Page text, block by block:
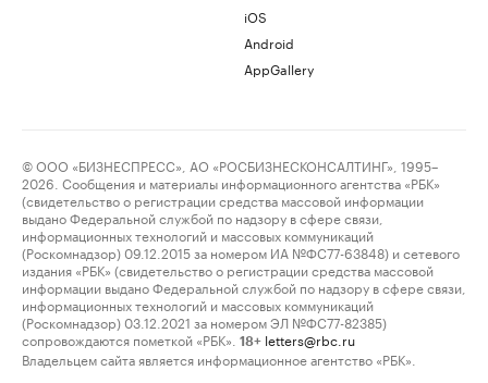
iOS
Android
AppGallery
© ООО «БИЗНЕСПРЕСС», АО «РОСБИЗНЕСКОНСАЛТИНГ», 1995–
2026. Сообщения и материалы информационного агентства «РБК»
(свидетельство о регистрации средства массовой информации
выдано Федеральной службой по надзору в сфере связи,
информационных технологий и массовых коммуникаций
(Роскомнадзор) 09.12.2015 за номером ИА №ФС77-63848) и сетевого
издания «РБК» (свидетельство о регистрации средства массовой
информации выдано Федеральной службой по надзору в сфере связи,
информационных технологий и массовых коммуникаций
(Роскомнадзор) 03.12.2021 за номером ЭЛ №ФС77-82385)
сопровождаются пометкой «РБК».
18+ letters@rbc.ru
Владельцем сайта является информационное агентство «РБК».